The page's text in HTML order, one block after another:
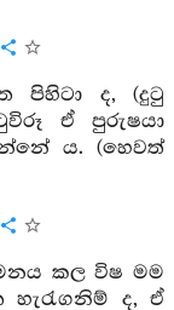
පිහිටා ද, (දුටු
ඒ පුරුෂයා
ය. (හෙවත්
කල විෂ මම
හැරැගනිම් ද, ඒ